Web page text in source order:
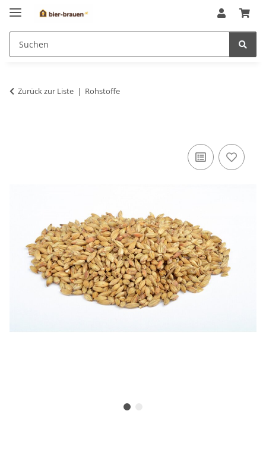
Zurück zur Liste Rohstoffe